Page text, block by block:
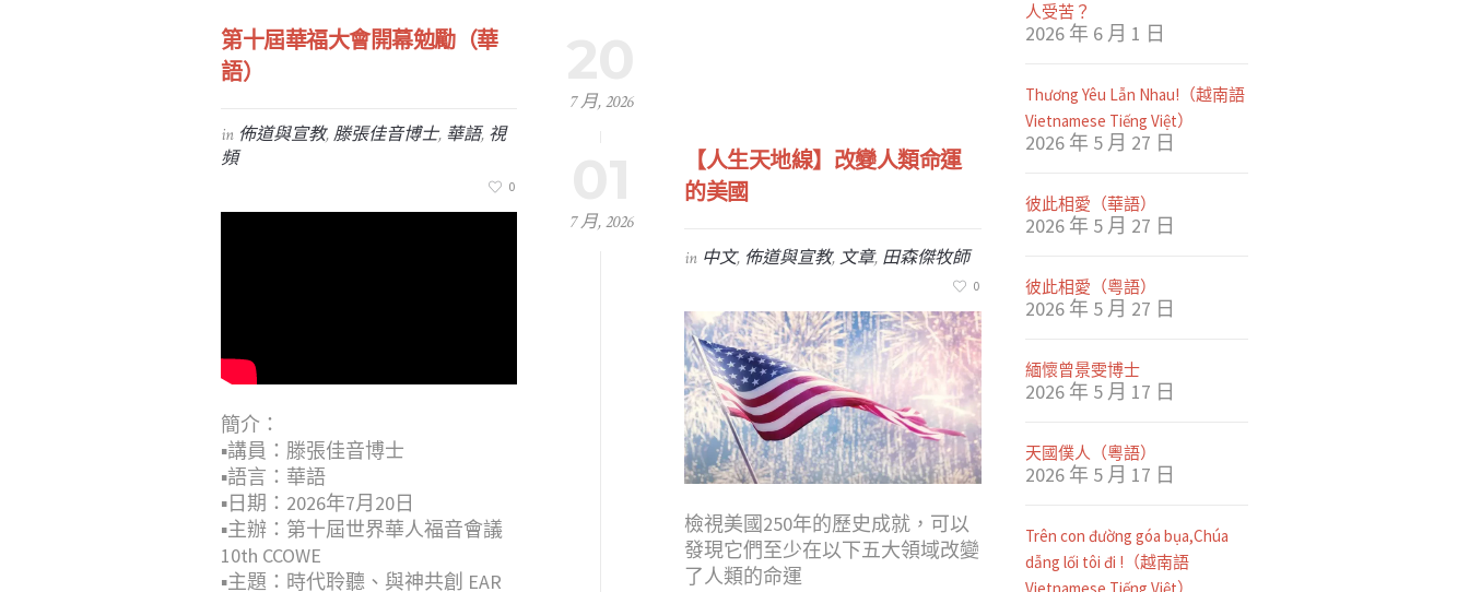
7 月, 2026
第十屆華福大會開幕勉勵（華
語）
in 佈道與宣教,滕張佳音博士, 華語, 視
頻
0
簡介：
▪︎講員：滕張佳音博士
▪︎語言：華語
▪︎日期：2026年7月20日
▪︎主辦：第十屆世界華人福音會議
10th CCOWE
▪︎主題：時代聆聽、與神共創 EAR
7 月, 2026
【人生天地線】改變人類命運
的美國
in 中文, 佈道與宣教,文章, 田森傑牧師
0
檢視美國250年的歷史成就，可以
發現它們至少在以下五大領域改變
了人類的命運
人受苦？
2026 年 6 月 1 日
Thương Yêu Lẫn Nhau!（越南語
Vietnamese Tiếng Việt）
2026 年 5 月 27 日
彼此相愛（華語）
2026 年 5 月 27 日
彼此相愛（粤語）
2026 年 5 月 27 日
緬懷曾景雯博士
2026 年 5 月 17 日
天國僕人（粵語）
2026 年 5 月 17 日
Trên con đường góa bụa,Chúa
dẫng lối tôi đi !（越南語